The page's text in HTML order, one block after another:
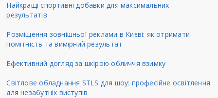
Найкращі спортивні добавки для максимальних
результатів
Розміщення зовнішньої реклами в Києві: як отримати
помітність та вимірний результат
Ефективний догляд за шкірою обличчя взимку
Світлове обладнання STLS для шоу: професійне освітлення
для незабутніх виступів